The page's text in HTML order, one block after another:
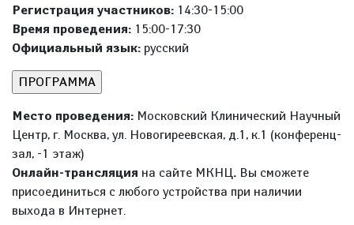
Регистрация участников: 14:30-15:00
Время проведения: 15:00-17:30
Официальный язык: русский
Место проведения: Московский Клинический Научный
Центр, г. Москва, ул. Новогиреевская, д.1, к.1 (конференц-
зал, -1 этаж)
Онлайн-трансляция на сайте МКНЦ. Вы сможете
присоединиться с любого устройства при наличии
выхода в Интернет.